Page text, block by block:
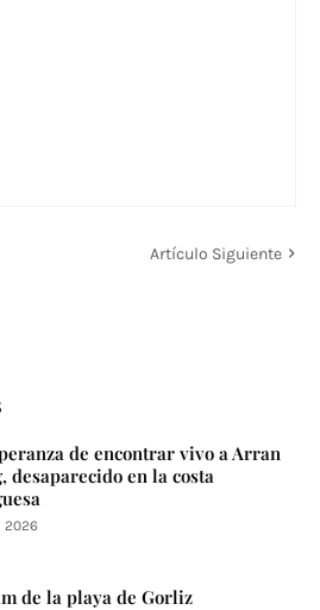
Artículo Siguiente
de encontrar vivo a Arran
desaparecido en la costa
2026
de la playa de Gorliz